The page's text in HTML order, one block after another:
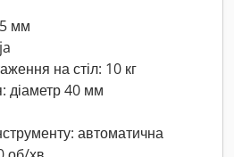
мм
на стіл: 10 кг
діаметр 40 мм
автоматична